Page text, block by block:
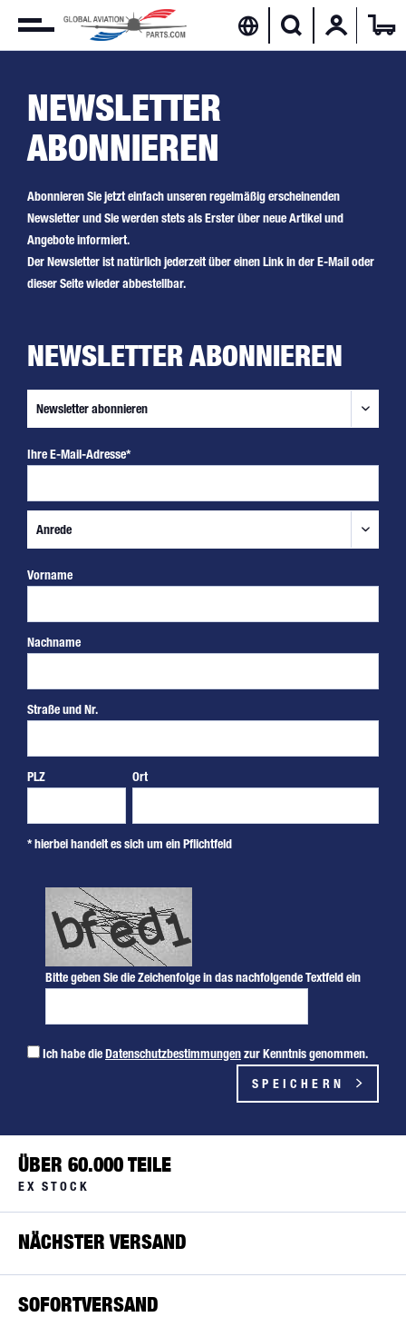
NEWSLETTER
ABONNIEREN
Abonnieren Sie jetzt einfach unseren regelmäßig erscheinenden
Newsletter und Sie werden stets als Erster über neue Artikel und
Angebote informiert.
Der Newsletter ist natürlich jederzeit über einen Link in der E-Mail oder
dieser Seite wieder abbestellbar.
NEWSLETTER ABONNIEREN
Ihre E-Mail-Adresse*
Vorname
Nachname
Straße und Nr.
PLZ Ort
* hierbei handelt es sich um ein Pflichtfeld
Bitte geben Sie die Zeichenfolge in das nachfolgende Textfeld ein
Ich habe dieDatenschutzbestimmungenzur Kenntnis genommen.
SPEICHERN
ÜBER 60.000 TEILE
EX STOCK
NÄCHSTER VERSAND
SOFORTVERSAND